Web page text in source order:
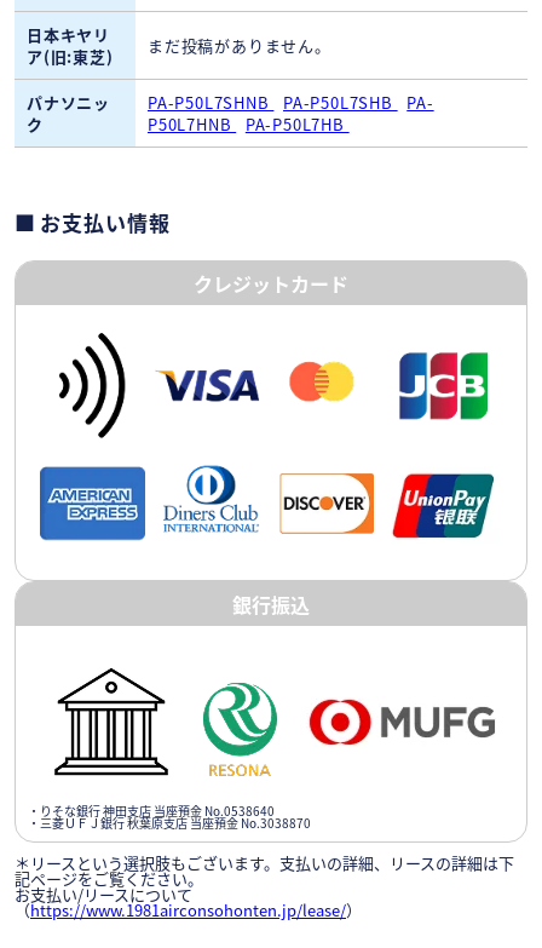
日本キヤリ
ア(旧:東芝)
まだ投稿がありません。
パナソニッ
ク
PA-P50L7SHNB PA-P50L7SHB
PA-
P50L7HNB
PA-P50L7HB
お支払い情報
クレジットカード
銀行振込
・りそな銀行 神田支店 当座預金 No.0538640
・三菱ＵＦＪ銀行 秋葉原支店 当座預金 No.3038870
＊リースという選択肢もございます。支払いの詳細、リースの詳細は下
記ページをご覧ください。
お支払い/リースについて
（https://www.1981airconsohonten.jp/lease/）